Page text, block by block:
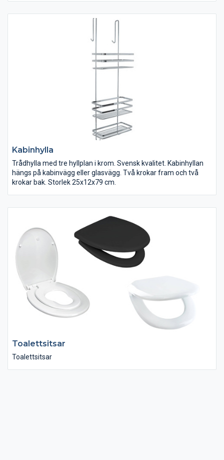
olika utföranden, stilar och olika funktioner. Med elpatronen
Kabinhylla
Trådhylla med tre hyllplan i krom. Svensk kvalitet. Kabinhyllan
hängs på kabinvägg eller glasvägg. Två krokar fram och två
krokar bak. Storlek 25x12x79 cm.
Toalettsitsar
Toalettsitsar